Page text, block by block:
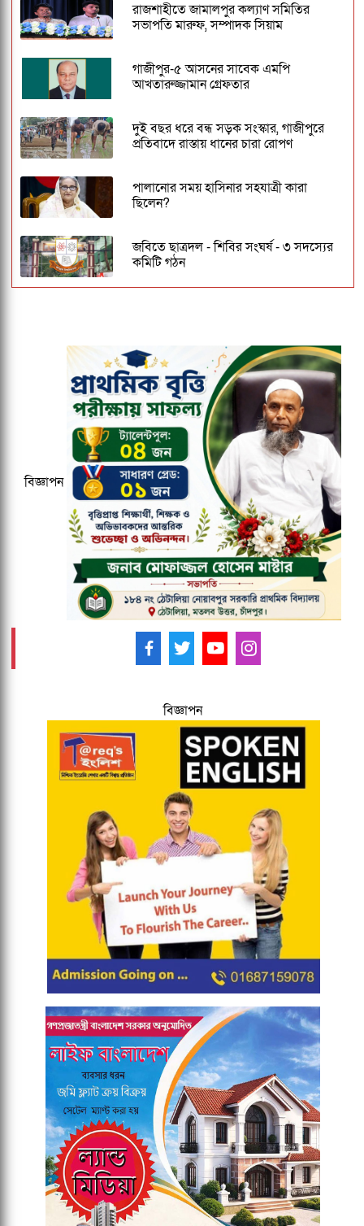
রাজশাহীতে জামালপুর কল্যাণ সমিতির
সভাপতি মারুফ, সম্পাদক সিয়াম
গাজীপুর-৫ আসনের সাবেক এমপি
আখতারুজ্জামান গ্রেফতার
দুই বছর ধরে বন্ধ সড়ক সংস্কার, গাজীপুরে
প্রতিবাদে রাস্তায় ধানের চারা রোপণ
পালানোর সময় হাসিনার সহযাত্রী কারা
ছিলেন?
জবিতে ছাত্রদল - শিবির সংঘর্ষ - ৩ সদস্যের
কমিটি গঠন
জকসু ভিপি ও জিএসকে ক্যাম্পাসছাড়া করল
ছাত্রদল
বাংলাদেশ জনরাষ্ট্র আন্দোলন নামে নতুন
রাজনৈতিক দলের আত্মপ্রকাশ
জামিনে মুক্ত বেনজীর
বিজ্ঞাপন
বিজ্ঞাপন